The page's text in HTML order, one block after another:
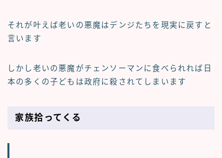
それが叶えば老いの悪魔はデンジたちを現実に戻すと
言います
しかし老いの悪魔がチェンソーマンに食べられれば日
本の多くの子どもは政府に殺されてしまいます
家族拾ってくる